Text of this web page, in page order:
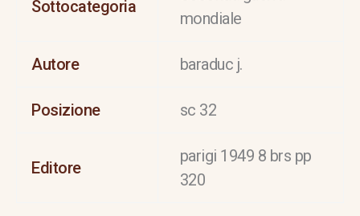
Sottocategoria
mondiale
Autore baraduc j.
Posizione sc 32
Editore
parigi 1949 8 brs pp
320